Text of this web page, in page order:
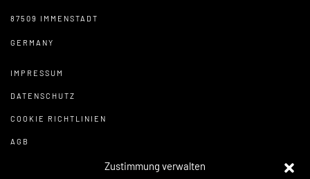
Zustimmung verwalten
87509 IMMENSTADT
GERMANY
IMPRESSUM
DATENSCHUTZ
COOKIE RICHTLINIEN
AGB